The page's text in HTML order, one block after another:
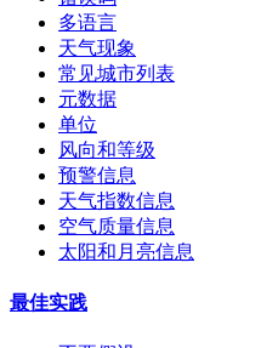
多语言
天气现象
常见城市列表
元数据
单位
风向和等级
预警信息
天气指数信息
空气质量信息
太阳和月亮信息
最佳实践